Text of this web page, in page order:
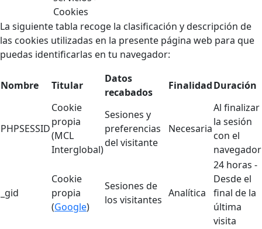
Cookies
La siguiente tabla recoge la clasificación y descripción de
las cookies utilizadas en la presente página web para que
puedas identificarlas en tu navegador:
Nombre Titular
Datos
recabados
FinalidadDuración
PHPSESSID
Cookie
propia
(MCL
Interglobal)
Sesiones y
preferencias
del visitante
Necesaria
Al finalizar
la sesión
con el
navegador
_gid
Cookie
propia
(Google)
Sesiones de
los visitantes
Analítica
24 horas -
Desde el
final de la
última
visita